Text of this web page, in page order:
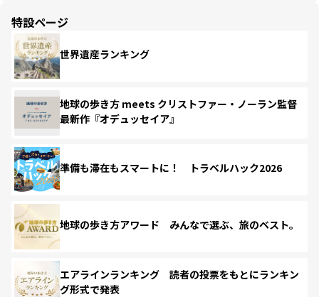
特設ページ
世界遺産ランキング
地球の歩き方 meets クリストファー・ノーラン監督
最新作『オデュッセイア』
準備も滞在もスマートに！ トラベルハック2026
地球の歩き方アワード みんなで選ぶ、旅のベスト。
エアラインランキング 読者の投票をもとにランキン
グ形式で発表